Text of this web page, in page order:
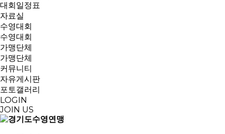
대회일정표
자료실
수영대회
수영대회
가맹단체
가맹단체
커뮤니티
자유게시판
포토갤러리
LOGIN
JOIN US